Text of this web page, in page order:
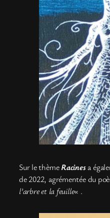
Sur le thèmeRacinesa
de 2022, agrémentée du
l’arbre et la feuille« .